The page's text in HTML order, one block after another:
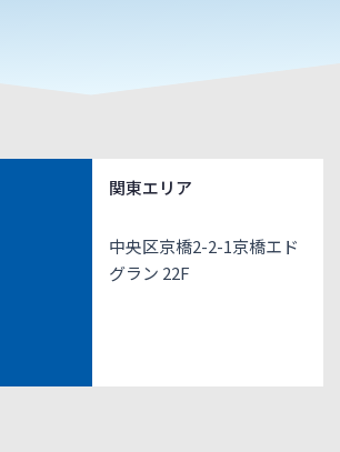
関東エリア
中央区京橋2-2-1京橋エド
グラン 22F